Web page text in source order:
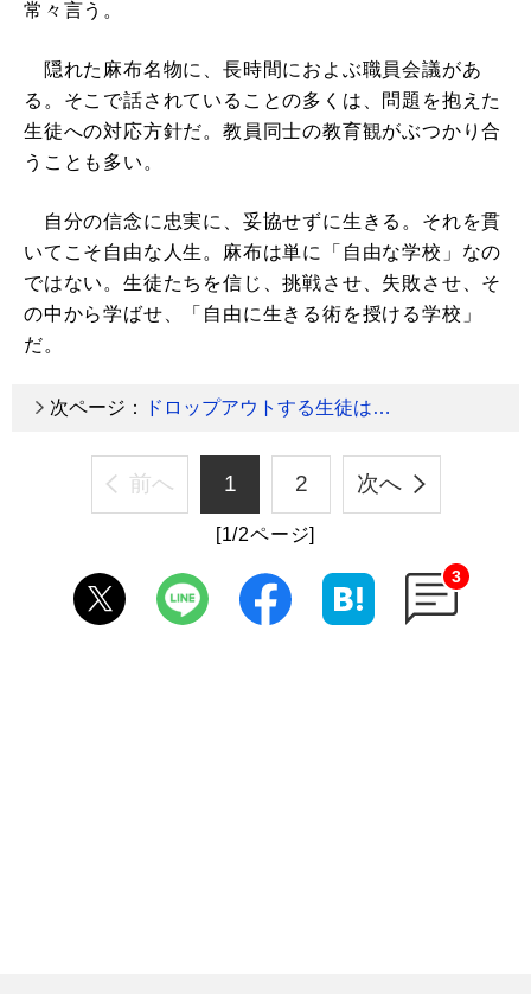
常々言う。
隠れた麻布名物に、長時間におよぶ職員会議があ
る。そこで話されていることの多くは、問題を抱えた
生徒への対応方針だ。教員同士の教育観がぶつかり合
うことも多い。
自分の信念に忠実に、妥協せずに生きる。それを貫
いてこそ自由な人生。麻布は単に「自由な学校」なの
ではない。生徒たちを信じ、挑戦させ、失敗させ、そ
の中から学ばせ、「自由に生きる術を授ける学校」
だ。
次ページ： ドロップアウトする生徒は…
前へ 1 2 次へ
[1/2ページ]
3